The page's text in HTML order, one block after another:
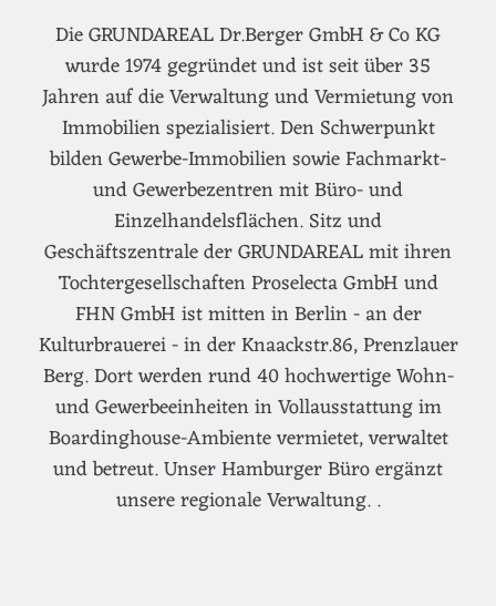
Die GRUNDAREAL Dr.Berger GmbH & Co KG
wurde 1974 gegründet und ist seit über 35
Jahren auf die Verwaltung und Vermietung von
Immobilien spezialisiert. Den Schwerpunkt
bilden Gewerbe-Immobilien sowie Fachmarkt-
und Gewerbezentren mit Büro- und
Einzelhandelsflächen. Sitz und
Geschäftszentrale der GRUNDAREAL mit ihren
Tochtergesellschaften Proselecta GmbH und
FHN GmbH ist mitten in Berlin - an der
Kulturbrauerei - in der Knaackstr.86, Prenzlauer
Berg. Dort werden rund 40 hochwertige Wohn-
und Gewerbeeinheiten in Vollausstattung im
Boardinghouse-Ambiente vermietet, verwaltet
und betreut. Unser Hamburger Büro ergänzt
unsere regionale Verwaltung. .